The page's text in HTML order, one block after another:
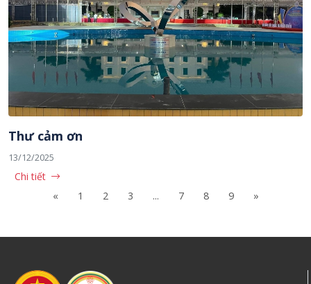
Thư cảm ơn
13/12/2025
Chi tiết
«
1 2 3 ... 7 8 9 »